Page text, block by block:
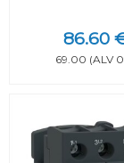
86.60
69.00 (ALV